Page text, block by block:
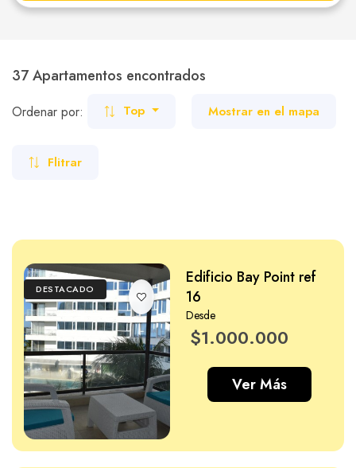
Carros
Paquetes
WhatsApp Llamar
Habitaciones
Adultos
37 Apartamentos encontrados
Ordenar por: Top Mostrar en el mapa
Flitrar
DESTACADO
Edificio Bay Point ref
16
Desde
$1.000.000
Ver Más